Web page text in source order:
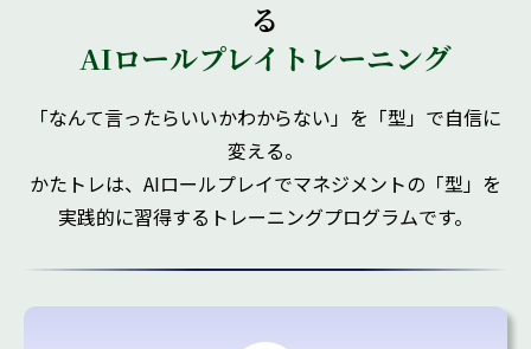
る
AIロールプレイトレーニング
「なんて言ったらいいかわからない」を「型」で自信に
変える。
かたトレは、AIロールプレイでマネジメントの「型」を
実践的に習得するトレーニングプログラムです。